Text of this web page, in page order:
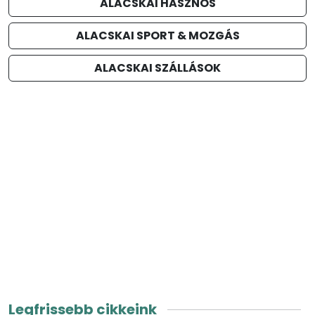
ALACSKAI SPORT & MOZGÁS
ALACSKAI SZÁLLÁSOK
Legfrissebb cikkeink